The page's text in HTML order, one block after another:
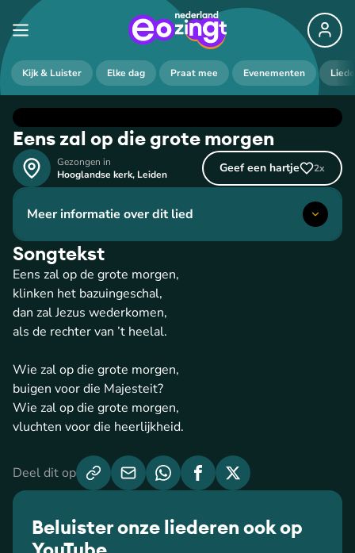
Kijk & Luister Elke dag Praat mee Evenementen
Eens zal op die grote morgen
Gezongen in
Hooglandse kerk, Leiden Geef een hartje 2x
Meer informatie over dit lied
Songtekst
Eens zal op de grote morgen,
klinken het bazuingeschal,
dan zal Jezus wederkomen,
als de rechter van ’t heelal.
Wie zal op die grote morgen,
buigen voor die Majesteit?
Wie zal op die grote morgen,
vluchten voor die heerlijkheid.
Deel dit op
Beluister onze liederen ook op